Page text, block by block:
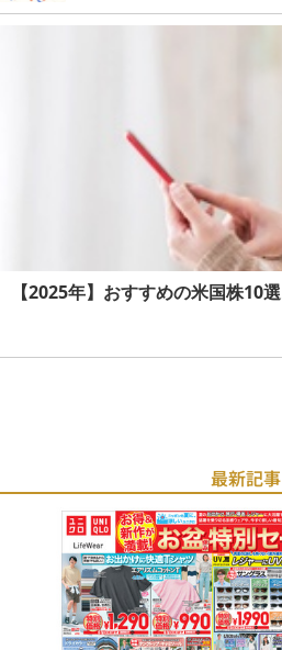
【2025年】おすすめの米国株10選
最新記事